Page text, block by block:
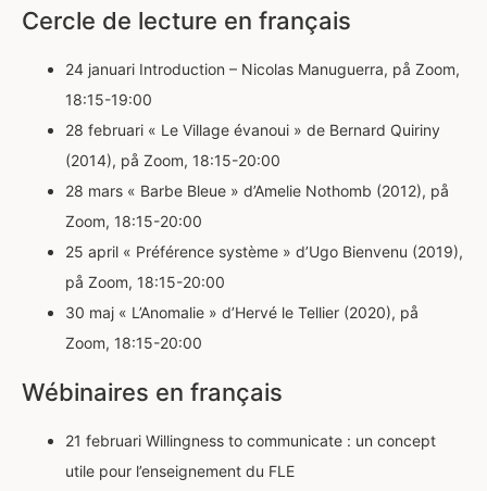
Cercle de lecture en français
24 januari Introduction – Nicolas Manuguerra, på Zoom,
18:15-19:00
28 februari « Le Village évanoui » de Bernard Quiriny
(2014), på Zoom, 18:15-20:00
28 mars « Barbe Bleue » d’Amelie Nothomb (2012), på
Zoom, 18:15-20:00
25 april « Préférence système » d’Ugo Bienvenu (2019),
på Zoom, 18:15-20:00
30 maj « L’Anomalie » d’Hervé le Tellier (2020), på
Zoom, 18:15-20:00
Wébinaires en français
21 februari Willingness to communicate : un concept
utile pour l’enseignement du FLE